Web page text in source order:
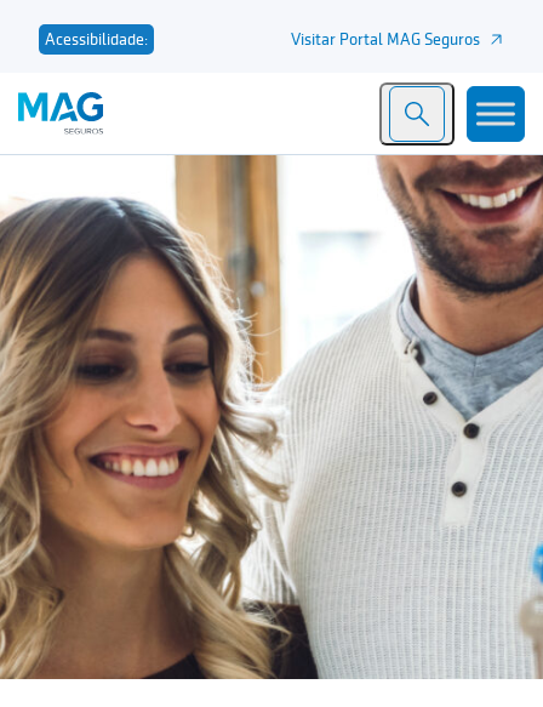
Acessibilidade: Visitar Portal MAG Seguros